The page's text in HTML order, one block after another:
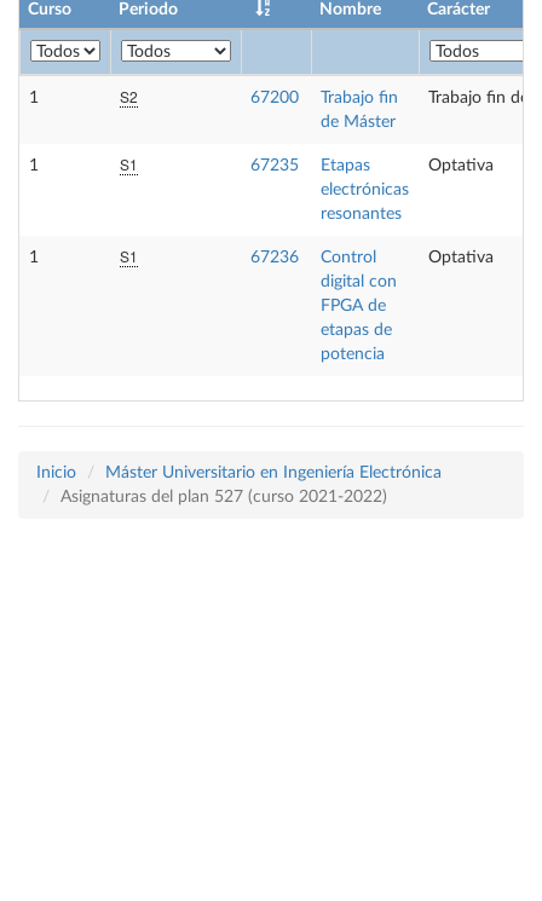
Curso Periodo
Nombre
Carácter
1 S2 67200
Trabajo fin
de Máster
Trabajo fin de
1 S1 67235
Etapas
electrónicas
resonantes
Optativa
1 S1 67236
Control
digital con
FPGA de
etapas de
potencia
Optativa
Inicio
Máster Universitario en Ingeniería Electrónica
Asignaturas del plan 527 (curso 2021-2022)